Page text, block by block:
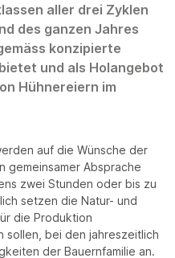
aller drei Zyklen
des ganzen Jahres
konzipierte
und als Holangebot
Hühnereiern im
auf die Wünsche der
gemeinsamer Absprache
zwei Stunden oder bis zu
setzen die Natur- und
die Produktion
sollen, bei den jahreszeitlich
der Bauernfamilie an.